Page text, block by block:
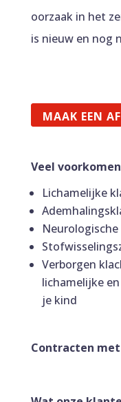
oorzaak in het
is nieuw en nog
MAAK EEN
Veel
Lichamelijke
Verborgen
lichamelijke
je kind
Contracten